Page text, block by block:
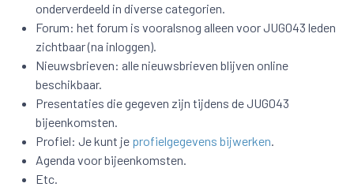
onderverdeeld in diverse categorien.
Forum: het forum is vooralsnog alleen voor JUG043 leden
zichtbaar (na inloggen).
Nieuwsbrieven: alle nieuwsbrieven blijven online
beschikbaar.
Presentaties die gegeven zijn tijdens de JUG043
bijeenkomsten.
Profiel: Je kunt je profielgegevens bijwerken.
Agenda voor bijeenkomsten.
Etc.